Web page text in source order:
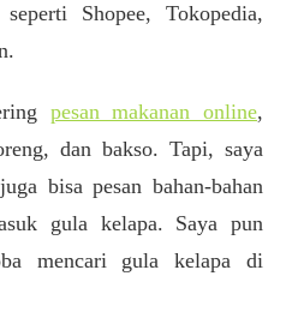
Shopee, Tokopedia,
pesan makanan online,
dan bakso. Tapi, saya
bisa pesan bahan-bahan
gula kelapa. Saya pun
mencari gula kelapa di